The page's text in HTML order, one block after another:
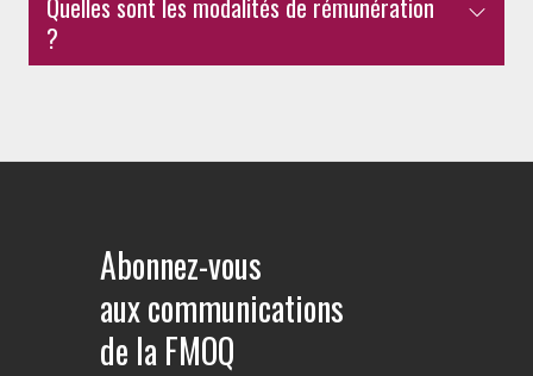
Quelles sont les modalités de rémunération
?
Abonnez-vous
aux communications
de la FMOQ